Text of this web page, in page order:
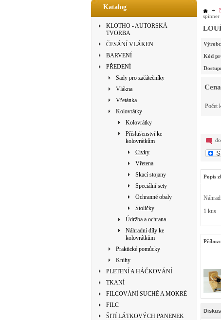
Katalog
KLOTHO - AUTORSKÁ
TVORBA
ČESÁNÍ VLÁKEN
BARVENÍ
PŘEDENÍ
Sady pro začátečníky
Vlákna
Vřetánka
Kolovrátky
Kolovrátky
Příslušenství ke
kolovrátkům
Cívky
Vřetena
Skací stojany
Speciální sety
Ochranné obaly
Stoličky
Údržba a ochrana
Náhradní díly ke
kolovrátkům
Praktické pomůcky
Knihy
PLETENÍ A HÁČKOVÁNÍ
TKANÍ
FILCOVÁNÍ SUCHÉ A MOKRÉ
FILC
ŠITÍ LÁTKOVÝCH PANENEK
spinner
Kód
Cena
Počet
Popis
1 kus